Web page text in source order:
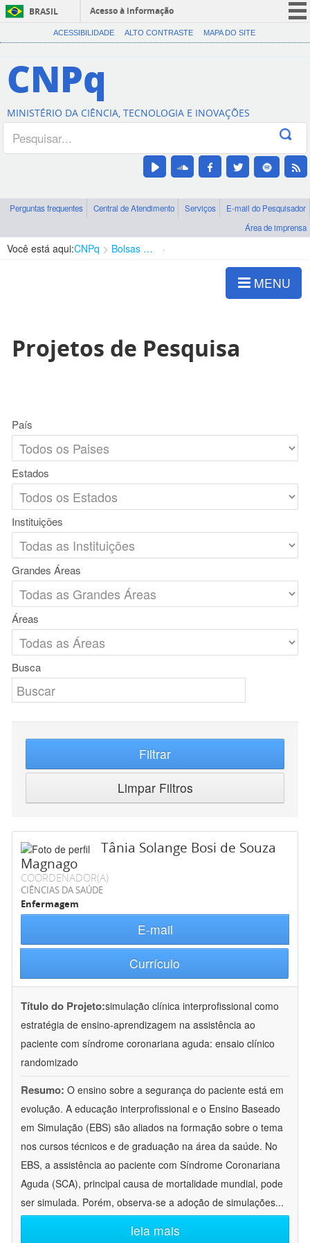
BRASIL
Acesso à informação
CORONAVÍRUS (COVID-19)
Canais
ACESSIBILIDADE ALTO CONTRASTE MAPA DO SITE
CNPq
MINISTÉRIO DA CIÊNCIA, TECNOLOGIA E INOVAÇÕES
Perguntas frequentes Central de Atendimento Serviços
E-mail do Pesquisador
Área de imprensa
Você está aqui:CNPq Bolsas e Auxílios Vigentes
MENU
Projetos de Pesquisa
País
Estados
Instituições
Grandes Áreas
Áreas
Busca
Filtrar
Limpar Filtros
Tânia Solange Bosi de Souza
Magnago
COORDENADOR(A)
CIÊNCIAS DA SAÚDE
Enfermagem
E-mail
Currículo
Título do Projeto:simulação clínica interprofissional como
estratégia de ensino-aprendizagem na assistência ao
paciente com síndrome coronariana aguda: ensaio clínico
randomizado
Resumo: O ensino sobre a segurança do paciente está em
evolução. A educação interprofissional e o Ensino Baseado
em Simulação (EBS) são aliados na formação sobre o tema
nos cursos técnicos e de graduação na área da saúde. No
EBS, a assistência ao paciente com Síndrome Coronariana
Aguda (SCA), principal causa de mortalidade mundial, pode
ser simulada. Porém, observa-se a adoção de simulações...
leia mais